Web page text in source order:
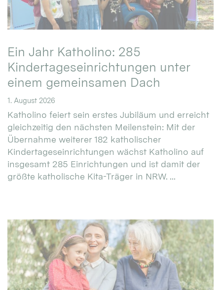
Ein Jahr Katholino: 285
Kindertageseinrichtungen unter
einem gemeinsamen Dach
1. August 2026
Katholino feiert sein erstes Jubiläum und erreicht
gleichzeitig den nächsten Meilenstein: Mit der
Übernahme weiterer 182 katholischer
Kindertageseinrichtungen wächst Katholino auf
insgesamt 285 Einrichtungen und ist damit der
größte katholische Kita-Träger in NRW. ...